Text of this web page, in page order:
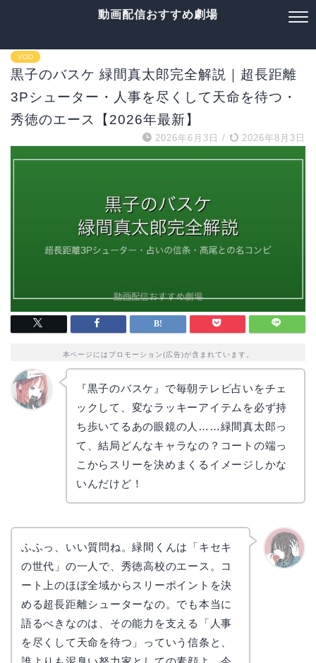
動画配信おすすめ劇場
VOD
黒子のバスケ 緑間真太郎完全解説｜超長距離
3Pシューター・人事を尽くして天命を待つ・
秀徳のエース【2026年最新】
2026年6月3日 / 2026年8月3日
本ページにはプロモーション(広告)が含まれています。
『黒子のバスケ』で毎朝テレビ占いをチェ
ックして、変なラッキーアイテムを必ず持
ち歩いてるあの眼鏡の人……緑間真太郎っ
て、結局どんなキャラなの？コートの端っ
こからスリーを決めまくるイメージしかな
いんだけど！
ふふっ、いい質問ね。緑間くんは「キセキ
の世代」の一人で、秀徳高校のエース。コ
ート上のほぼ全域からスリーポイントを決
める超長距離シューターなの。でも本当に
語るべきなのは、その能力を支える「人事
を尽くして天命を待つ」っていう信条と、